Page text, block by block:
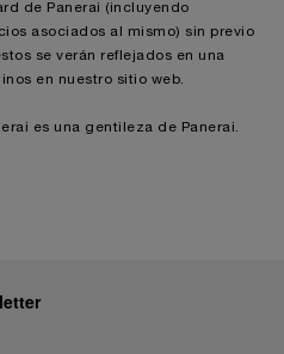
de Panerai (incluyendo
asociados al mismo) sin previo
se verán reflejados en una
en nuestro sitio web.
es una gentileza de Panerai.